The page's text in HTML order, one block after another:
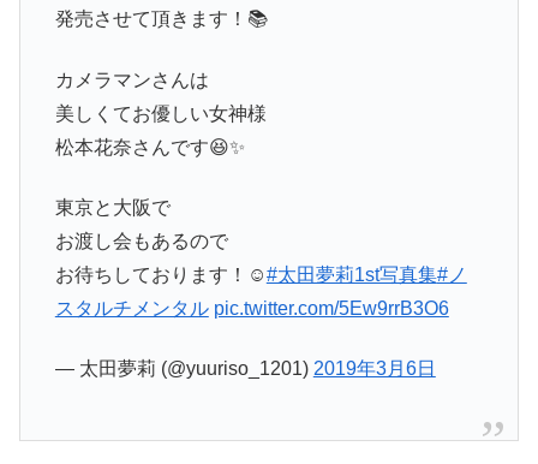
発売させて頂きます！📚
カメラマンさんは
美しくてお優しい女神様
松本花奈さんです😆✨
東京と大阪で
お渡し会もあるので
お待ちしております！☺️#太田夢莉1st写真集#ノ
スタルチメンタル pic.twitter.com/5Ew9rrB3O6
— 太田夢莉 (@yuuriso_1201) 2019年3月6日